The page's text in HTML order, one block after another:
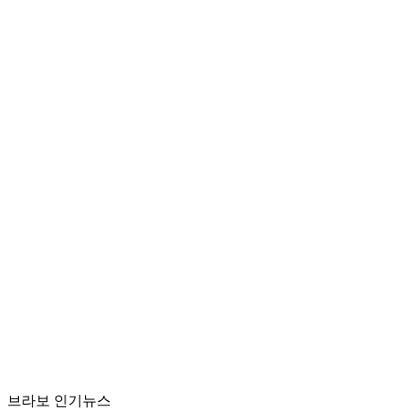
브라보 인기뉴스